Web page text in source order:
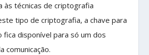
às técnicas de criptografia
tipo de criptografia, a chave para
fica disponível para só um dos
comunicação.